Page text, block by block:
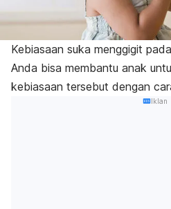
Kebiasaan suka menggigit
Anda bisa membantu anak
kebiasaan tersebut dengan
Iklan